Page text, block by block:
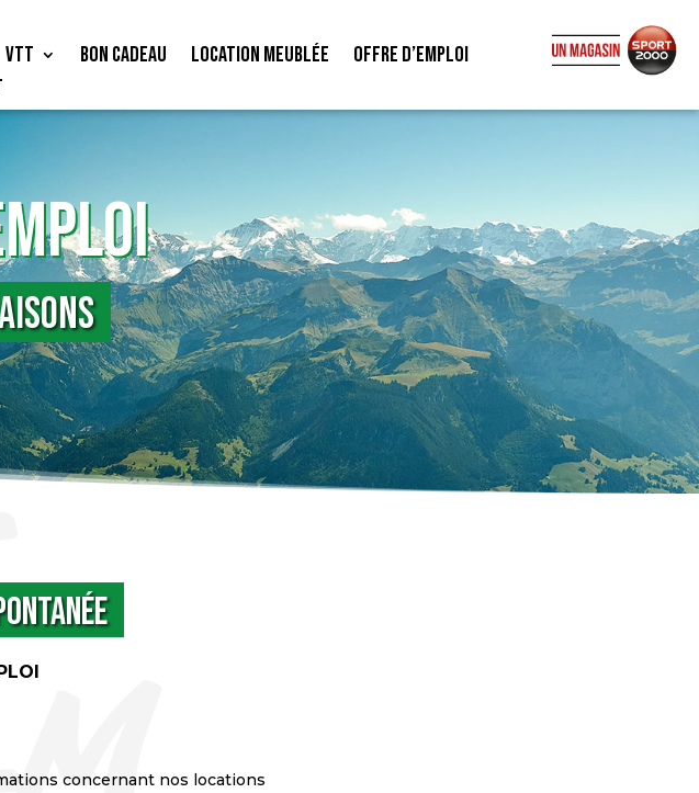
VTT Bon cadeau Location meublée
Offre d’emploi
concernant nos locations